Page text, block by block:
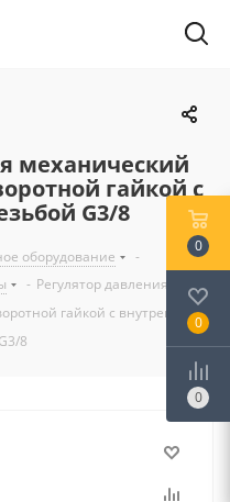
механический
гайкой с
G3/8
оборудование
-
- Регулятор давления
гайкой с внутренней
8
0
0
0